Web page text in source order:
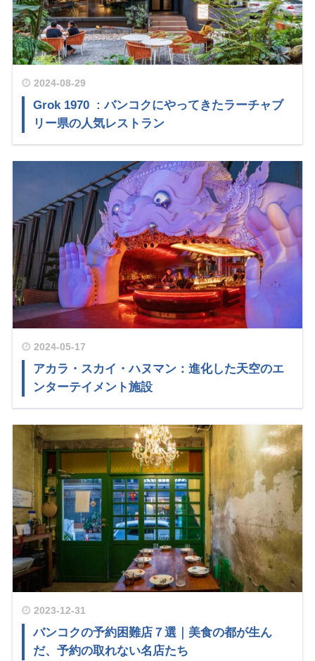
2024-08-29
Grok 1970 : バンコクにやってきたラーチャブ
リー県の人気レストラン
2024-05-17
アカラ・スカイ・ハヌマン：進化した天空のエ
ンターテイメント施設
2023-12-31
バンコクの予約困難店７選｜美食の都が生ん
だ、予約の取れない名店たち